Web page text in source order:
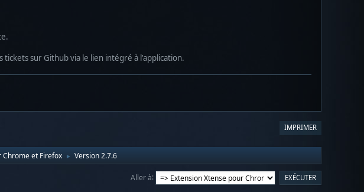
tickets sur Github via le lien intégré à l'application.
IMPRIMER
Chrome et Firefox ► Version 2.7.6
Aller à